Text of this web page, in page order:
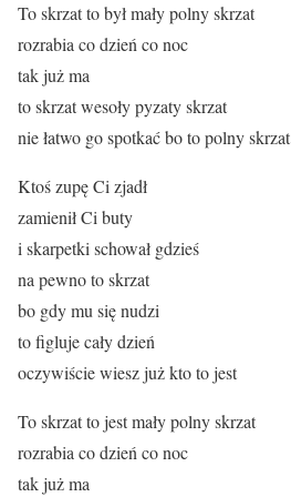
To skrzat to był mały polny skrzat
rozrabia co dzień co noc
tak już ma
to skrzat wesoły pyzaty skrzat
nie łatwo go spotkać bo to polny skrzat
Ktoś zupę Ci zjadł
zamienił Ci buty
i skarpetki schował gdzieś
na pewno to skrzat
bo gdy mu się nudzi
to figluje cały dzień
oczywiście wiesz już kto to jest
To skrzat to jest mały polny skrzat
rozrabia co dzień co noc
tak już ma